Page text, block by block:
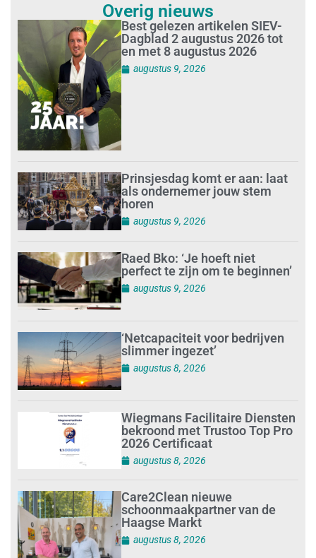
Overig nieuws
Best gelezen artikelen SIEV-
Dagblad 2 augustus 2026 tot
en met 8 augustus 2026
augustus 9, 2026
Prinsjesdag komt er aan: laat
als ondernemer jouw stem
horen
augustus 9, 2026
Raed Bko: ‘Je hoeft niet
perfect te zijn om te beginnen’
augustus 9, 2026
‘Netcapaciteit voor bedrijven
slimmer ingezet’
augustus 8, 2026
Wiegmans Facilitaire Diensten
bekroond met Trustoo Top Pro
2026 Certificaat
augustus 8, 2026
Care2Clean nieuwe
schoonmaakpartner van de
Haagse Markt
augustus 8, 2026